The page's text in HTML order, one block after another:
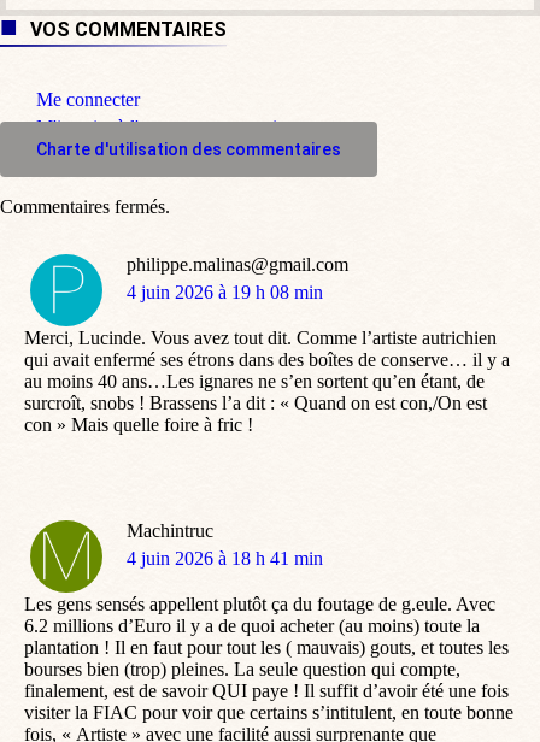
VOS COMMENTAIRES
Me connecter
M'inscrire à l'espace commentaire
Charte d'utilisation des commentaires
philippe.malinas@gmail.com
dit
4 juin 2026 à 19 h 08 min
Merci, Lucinde. Vous avez tout dit. Comme l’artiste autrichien
qui avait enfermé ses étrons dans des boîtes de conserve… il y a
au moins 40 ans…Les ignares ne s’en sortent qu’en étant, de
surcroît, snobs ! Brassens l’a dit : « Quand on est con,/On est
con » Mais quelle foire à fric !
Machintruc
dit
4 juin 2026 à 18 h 41 min
Les gens sensés appellent plutôt ça du foutage de g.eule. Avec
6.2 millions d’Euro il y a de quoi acheter (au moins) toute la
plantation ! Il en faut pour tout les ( mauvais) gouts, et toutes les
bourses bien (trop) pleines. La seule question qui compte,
finalement, est de savoir QUI paye ! Il suffit d’avoir été une fois
visiter la FIAC pour voir que certains s’intitulent, en toute bonne
fois, « Artiste » avec une facilité aussi surprenante que
Commentaires fermés.